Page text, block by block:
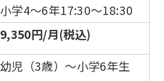
小学4〜6年17:30〜18:30
9,350円/月(税込)
幼児（3歳）～小学6年生